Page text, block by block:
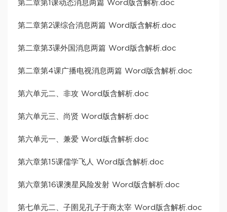
第二章第1课动态消息两篇 Word版含解析.doc
第二章第2课综合消息两篇 Word版含解析.doc
第二章第3课外国消息两篇 Word版含解析.doc
第二章第4课广播电视消息两篇 Word版含解析.doc
第六单元二、非攻 Word版含解析.doc
第六单元三、尚贤 Word版含解析.doc
第六单元一、兼爱 Word版含解析.doc
第六章第15课儒学飞人 Word版含解析.doc
第六章第16课澳星风险发射 Word版含解析.doc
第七单元二、子圉见孔子于商太宰 Word版含解析.doc